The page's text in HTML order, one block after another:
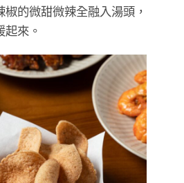
椒的微甜微辣全融入湯頭，
起來。